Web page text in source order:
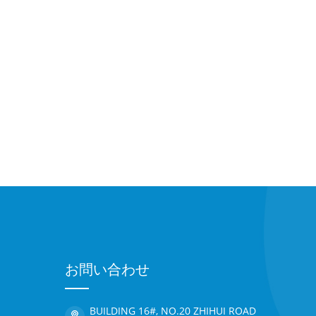
お問い合わせ
BUILDING 16#, NO.20 ZHIHUI ROAD